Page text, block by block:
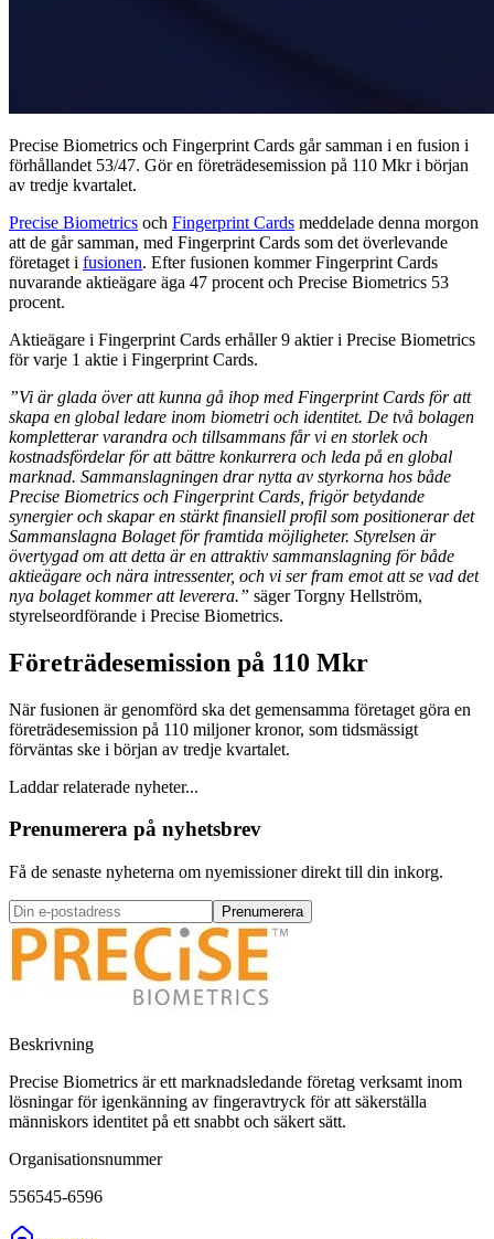
Precise Biometrics och Fingerprint Cards går samman i en fusion i
förhållandet 53/47. Gör en företrädesemission på 110 Mkr i början
av tredje kvartalet.
Precise Biometrics och Fingerprint Cards meddelade denna morgon
att de går samman, med Fingerprint Cards som det överlevande
företaget i fusionen. Efter fusionen kommer Fingerprint Cards
nuvarande aktieägare äga 47 procent och Precise Biometrics 53
procent.
Aktieägare i Fingerprint Cards erhåller 9 aktier i Precise Biometrics
för varje 1 aktie i Fingerprint Cards.
”Vi är glada över att kunna gå ihop med Fingerprint Cards för att
skapa en global ledare inom biometri och identitet. De två bolagen
kompletterar varandra och tillsammans får vi en storlek och
kostnadsfördelar för att bättre konkurrera och leda på en global
marknad. Sammanslagningen drar nytta av styrkorna hos både
Precise Biometrics och Fingerprint Cards, frigör betydande
synergier och skapar en stärkt finansiell profil som positionerar det
Sammanslagna Bolaget för framtida möjligheter. Styrelsen är
övertygad om att detta är en attraktiv sammanslagning för både
aktieägare och nära intressenter, och vi ser fram emot att se vad det
nya bolaget kommer att leverera.” säger Torgny Hellström,
styrelseordförande i Precise Biometrics.
Företrädesemission på 110 Mkr
När fusionen är genomförd ska det gemensamma företaget göra en
företrädesemission på 110 miljoner kronor, som tidsmässigt
förväntas ske i början av tredje kvartalet.
Laddar relaterade nyheter...
Prenumerera på nyhetsbrev
Få de senaste nyheterna om nyemissioner direkt till din inkorg.
Prenumerera
Beskrivning
Precise Biometrics är ett marknadsledande företag verksamt inom
lösningar för igenkänning av fingeravtryck för att säkerställa
människors identitet på ett snabbt och säkert sätt.
Organisationsnummer
556545-6596